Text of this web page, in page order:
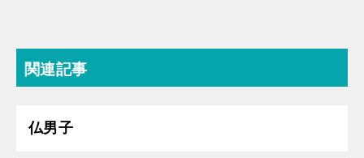
関連記事
仏男子